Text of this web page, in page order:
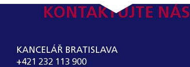
KONTAKTUJTE NÁS
KANCELÁŘ BRATISLAVA
+421 232 113 900